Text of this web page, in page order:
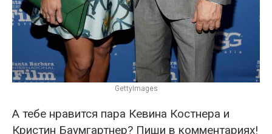
GettyImages
А тебе нравится пара Кевина Костнера и
Кристин Баумгартнер? Пиши в комментариях!